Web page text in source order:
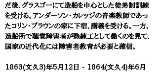
だ後、グラスゴーにて造船を中心とした徒弟制訓練
を受ける。アンダーソン・カレッジの音楽教師であっ
たコリン・ブラウンの家に下宿、講義を受ける。一方、
造船所で聴覚障害者が熟練工として働くのを見て、
国家の近代化には障害者教育が必要と確信。
1863(文久3)年5月12日 - 1864(文久4)年6月